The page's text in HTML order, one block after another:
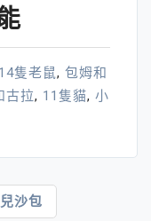
14隻老鼠, 包姆和
古拉, 11隻貓, 小
沙包